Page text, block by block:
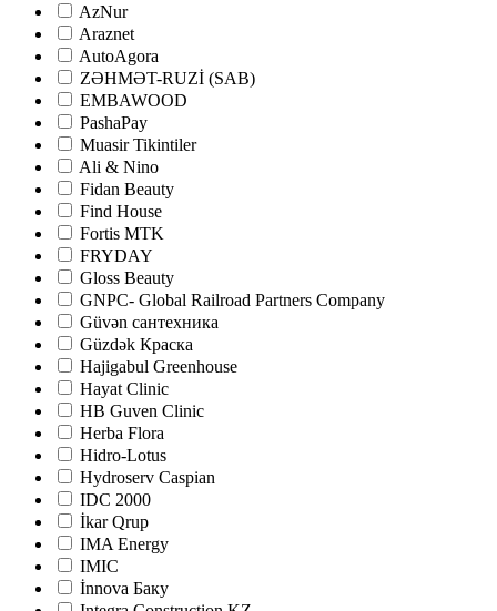
AzNur
Araznet
AutoAgora
ZƏHMƏT-RUZİ (SAB)
EMBAWOOD
PashaPay
Muasir Tikintiler
Ali & Nino
Fidan Beauty
Find House
Fortis MTK
FRYDAY
Gloss Beauty
GNPC- Global Railroad Partners Company
Güvən сантехника
Güzdək Краска
Hajigabul Greenhouse
Hayat Clinic
HB Guven Clinic
Herba Flora
Hidro-Lotus
Hydroserv Caspian
IDC 2000
İkar Qrup
IMA Energy
IMIC
İnnova Баку